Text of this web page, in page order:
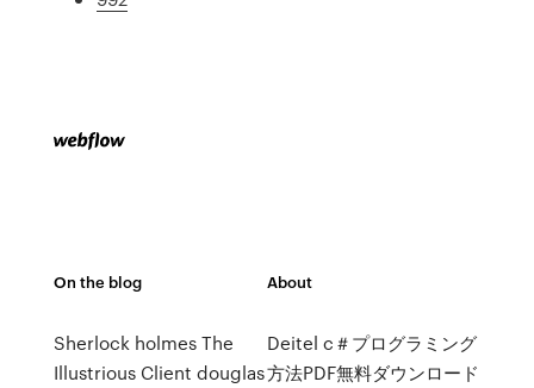
On the blog
Sherlock holmes The
Illustrious Client douglas
About
Deitel c＃プログラミング
方法PDF無料ダウンロード